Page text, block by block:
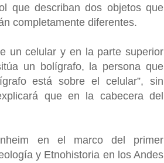
que describan dos objetos que
completamente diferentes.
un celular y en la parte superior
un bolígrafo, la persona que
está sobre el celular”, sin
que en la cabecera del
en el marco del primer
y Etnohistoria en los Andes